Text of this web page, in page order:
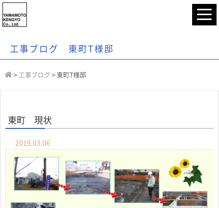
工事ブログ 東町T様邸
> 工事ブログ > 東町T様邸
東町 現状
2019.03.06